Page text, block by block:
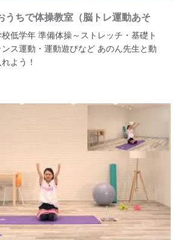
うちで体操教室（脳トレ運動あそ
低学年 準備体操～ストレッチ・基礎ト
ス運動・運動遊びなど あのん先生と動
よう！